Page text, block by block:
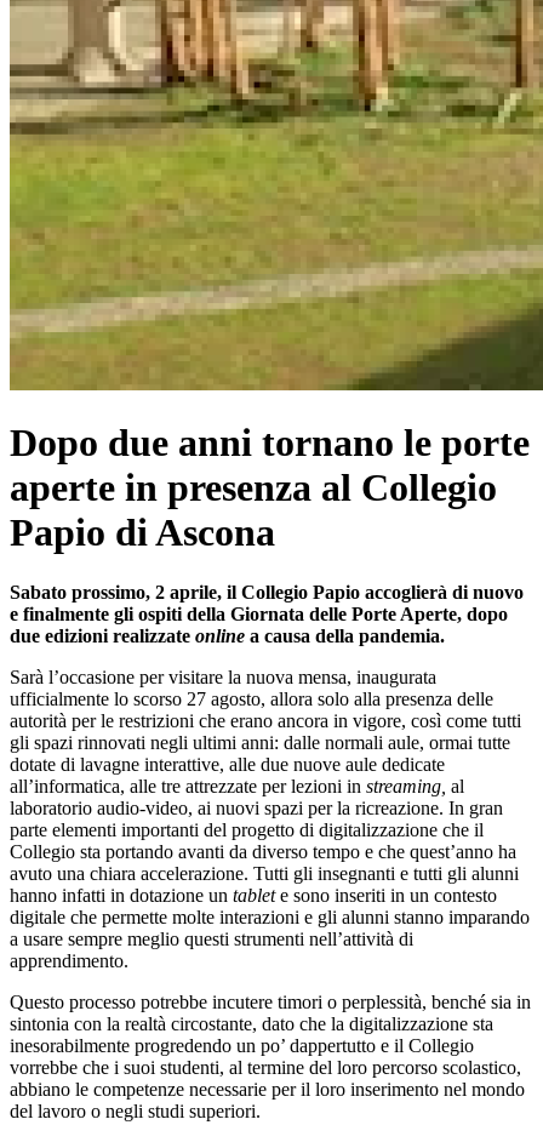
Dopo due anni tornano le porte
aperte in presenza al Collegio
Papio di Ascona
Sabato prossimo, 2 aprile, il Collegio Papio accoglierà di nuovo
e finalmente gli ospiti della Giornata delle Porte Aperte, dopo
due edizioni realizzate online a causa della pandemia.
Sarà l’occasione per visitare la nuova mensa, inaugurata
ufficialmente lo scorso 27 agosto, allora solo alla presenza delle
autorità per le restrizioni che erano ancora in vigore, così come tutti
gli spazi rinnovati negli ultimi anni: dalle normali aule, ormai tutte
dotate di lavagne interattive, alle due nuove aule dedicate
all’informatica, alle tre attrezzate per lezioni in streaming, al
laboratorio audio-video, ai nuovi spazi per la ricreazione. In gran
parte elementi importanti del progetto di digitalizzazione che il
Collegio sta portando avanti da diverso tempo e che quest’anno ha
avuto una chiara accelerazione. Tutti gli insegnanti e tutti gli alunni
hanno infatti in dotazione un tablete sono inseriti in un contesto
digitale che permette molte interazioni e gli alunni stanno imparando
a usare sempre meglio questi strumenti nell’attività di
apprendimento.
Questo processo potrebbe incutere timori o perplessità, benché sia in
sintonia con la realtà circostante, dato che la digitalizzazione sta
inesorabilmente progredendo un po’ dappertutto e il Collegio
vorrebbe che i suoi studenti, al termine del loro percorso scolastico,
abbiano le competenze necessarie per il loro inserimento nel mondo
del lavoro o negli studi superiori.